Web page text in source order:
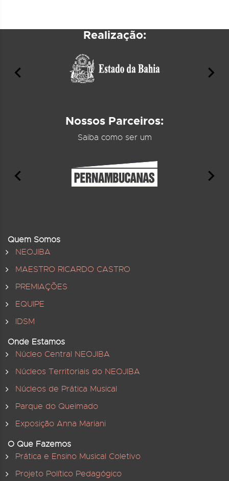
Realização:
Nossos Parceiros:
Saiba como ser um
Quem Somos
NEOJIBA
MAESTRO RICARDO CASTRO
PREMIAÇÕES
EQUIPE
IDSM
Onde Estamos
Núcleo Central NEOJIBA
Núcleos Territoriais do NEOJIBA
Núcleos de Prática Musical
Parque do Queimado
Exposição Anna Mariani
O Que Fazemos
Prática e Ensino Musical Coletivo
Projeto Político Pedagógico